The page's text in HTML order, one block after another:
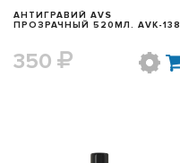
АНТИГРАВИЙ AVS
ПРОЗРАЧНЫЙ 520МЛ. AVK-138
350